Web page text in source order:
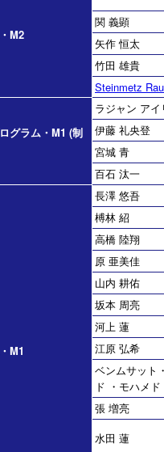
M2
関 義顕
矢作 恒太
竹田 雄貴
Steinmetz
グラム・M1 (制
ラジャン アイ
伊藤 礼央登
宮城 青
百石 汰一
M1
長澤 悠吾
榑林 紹
高橋 陸翔
原 亜美佳
山内 耕佑
坂本 周亮
河上 蓮
江原 弘希
ベンムサット
ド ・モハメド
張 増亮
水田 蓮